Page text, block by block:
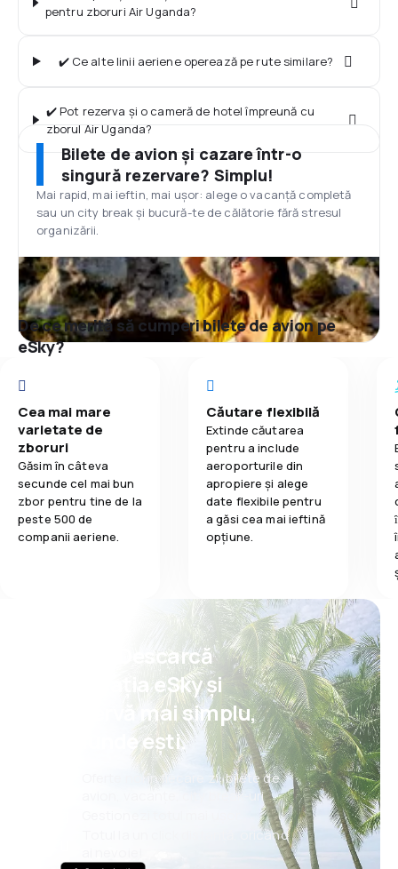
pentru zboruri Air Uganda?
✔️ Ce alte linii aeriene operează pe rute similare?
✔️ Pot rezerva și o cameră de hotel împreună cu
zborul Air Uganda?
Bilete de avion și cazare într-o
singură rezervare? Simplu!
Mai rapid, mai ieftin, mai ușor: alege o vacanță completă
sau un city break și bucură-te de călătorie fără stresul
organizării.
De ce merită să cumperi bilete de avion pe
eSky?
Cea mai mare
varietate de
zboruri
Găsim în câteva
secunde cel mai bun
zbor pentru tine de la
peste 500 de
companii aeriene.
Căutare flexibilă
Extinde căutarea
pentru a include
aeroporturile din
apropiere și alege
date flexibile pentru
a găsi cea mai ieftină
opțiune.
Psst! Descarcă
aplicația eSky și
rezervă mai simplu,
oriunde ești.
Oferte noi în fiecare zi: bilete de
avion, vacanțe, city break-uri
Totul la un click distanță, oricând